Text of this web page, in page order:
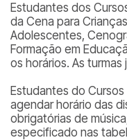
Estudantes dos
da Cena para
Adolescentes,
Formação em
os horários. As
Estudantes do
agendar horário das
obrigatórias de
especificado nas